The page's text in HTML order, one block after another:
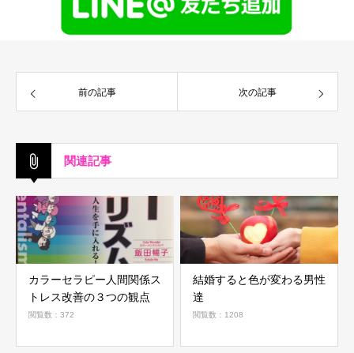
前の記事 次の記事
関連記事
カラーセラピー人間関係ス
トレス改善の３つの観点
閲覧数：372
結婚すると色が変わる男性
達
閲覧数：1208